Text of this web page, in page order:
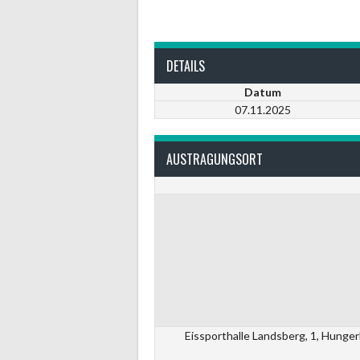
DETAILS
Datum
07.11.2025
AUSTRAGUNGSORT
Eissporthalle Landsberg, 1,